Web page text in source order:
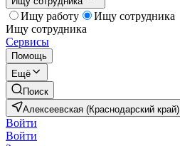
Ищу работу
Ищу сотрудника
Ищу сотрудника
Сервисы
Помощь
Ещё
Поиск
Алексеевская (Краснодарский край)
Войти
Войти